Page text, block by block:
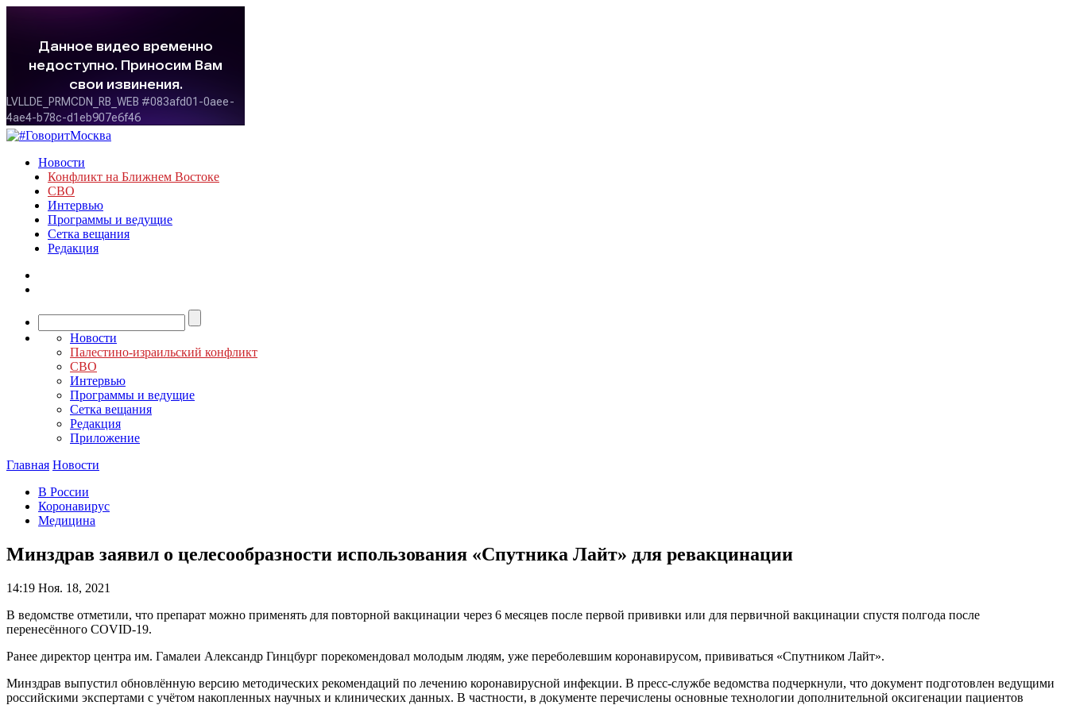
Новости
Конфликт на Ближнем Востоке
СВО
Интервью
Программы и ведущие
Сетка вещания
Редакция
Новости
Палестино-израильский конфликт
СВО
Интервью
Программы и ведущие
Сетка вещания
Редакция
Приложение
Главная Новости
В России
Коронавирус
Медицина
Минздрав заявил о целесообразности использования «Спутника Лайт» для ревакцинации
14:19 Ноя. 18, 2021
В ведомстве отметили, что препарат можно применять для повторной вакцинации через 6 месяцев после первой прививки или для первичной вакцинации спустя полгода после
перенесённого COVID-19.
Ранее директор центра им. Гамалеи Александр Гинцбург порекомендовал молодым людям, уже переболевшим коронавирусом, прививаться «Спутником Лайт».
Минздрав выпустил обновлённую версию методических рекомендаций по лечению коронавирусной инфекции. В пресс-службе ведомства подчеркнули, что документ подготовлен ведущими
российскими экспертами с учётом накопленных научных и клинических данных. В частности, в документе перечислены основные технологии дополнительной оксигенации пациентов